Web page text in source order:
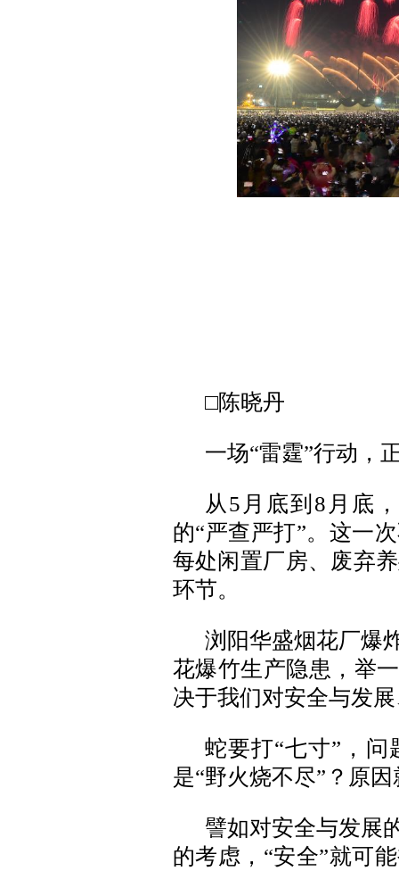
□陈晓丹
一场“雷霆”行动，
从5月底到8月底
的“严查严打”。这一
每处闲置厂房、废弃
环节。
浏阳华盛烟花厂爆
花爆竹生产隐患，举
决于我们对安全与发
蛇要打“七寸”，
是“野火烧不尽”？原
譬如对安全与发展
的考虑，“安全”就可